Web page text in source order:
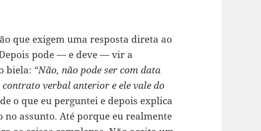
que exigem uma resposta direta ao
pode — e deve — vir a
biela: “Não, não pode ser com data
verbal anterior e ele vale do
o que eu perguntei e depois explica
assunto. Até porque eu realmente